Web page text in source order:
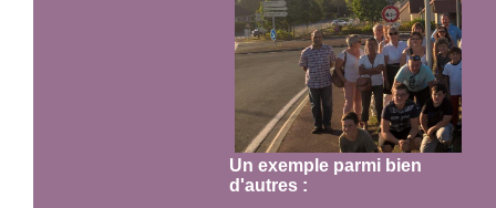
Un exemple parmi bien
d'autres :